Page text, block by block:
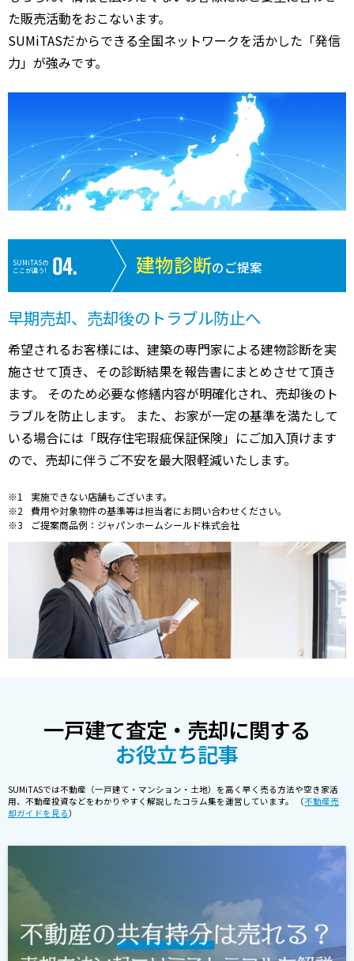
た販売活動をおこないます。
SUMiTASだからできる全国ネットワークを活かした「発信
力」が強みです。
SUMiTASの
ここが違う!
建物診断のご提案
早期売却、売却後のトラブル防止へ
希望されるお客様には、建築の専門家による建物診断を実
施させて頂き、その診断結果を報告書にまとめさせて頂き
ます。 そのため必要な修繕内容が明確化され、売却後のト
ラブルを防止します。 また、お家が一定の基準を満たして
いる場合には「既存住宅瑕疵保証保険」にご加入頂けます
ので、売却に伴うご不安を最大限軽減いたします。
実施できない店舗もございます。
費用や対象物件の基準等は担当者にお問い合わせください。
ご提案商品例：ジャパンホームシールド株式会社
一戸建て査定・売却に関する
お役立ち記事
SUMiTASでは不動産（一戸建て・マンション・土地）を高く早く売る方法や空き家活
用、不動産投資などをわかりやすく解説したコラム集を運営しています。 （不動産売
却ガイドを見る）